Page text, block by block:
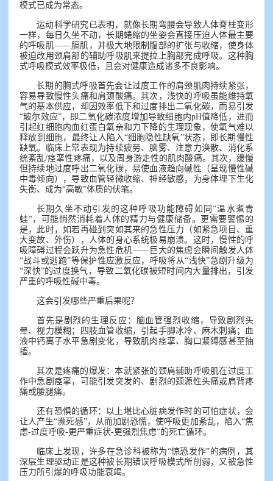
模式已成为常态。
运动科学研究已表明，就像长期弯腰会导致人体脊柱变形
一样，每日久坐不动，长期蜷缩的坐姿会直接压迫人体最主要
的呼吸肌——膈肌，并极大地限制腹部的扩张与收缩，使身体
被迫改用颈肩部的辅助呼吸肌来提拉上胸部完成呼吸。这种胸
式呼吸模式效率极低，且会对健康造成诸多不良影响。
长期的胸式呼吸首先会让过度工作的肩颈肌肉持续紧张，
容易导致慢性头痛和肩颈酸痛。其次，浅快的呼吸虽能维持氧
气的基本供应，却因效率低下和过度排出二氧化碳，而易引发
“玻尔效应”，即二氧化碳浓度增加导致细胞内pH值降低，进而
引起红细胞内血红蛋白氧亲和力下降的生理现象，使氧气难以
释放到细胞，最终让人陷入“细胞隐性缺氧”状态，即长期慢性
缺氧。临床上常表现为持续疲劳、脑雾、注意力涣散、消化系
统紊乱/痉挛性疼痛，以及周身游走性的肌肉酸痛。其次，缓慢
但持续地过度呼出二氧化碳，易使血液趋向碱性（呈现慢性碱
中毒倾向），导致血管轻微收缩、神经敏感，为身体埋下生化
失衡、成为“高敏”体质的伏笔。
长期久坐不动引发的这种呼吸功能障碍如同“温水煮青
蛙”，可能悄然消耗着人体的精力与健康储备。更需要警惕的
是，此时，如若再碰到突如其来的急性压力（如紧急项目、重
大变故、外伤），人体的身心系统极易崩溃。这时，慢性的呼
吸障碍过程会跃升为急性危机——巨大的焦虑会瞬间触发人体
“战斗或逃跑”等保护性应激反应，呼吸将从“浅快”急剧升级为
“深快”的过度换气，导致二氧化碳被短时间内大量排出，引发
严重的呼吸性碱中毒。
这会引发哪些严重后果呢？
首先是剧烈的生理反应：脑血管强烈收缩，导致剧烈头
晕、视力模糊；四肢血管收缩，引起手脚冰冷、麻木刺痛；血
液中钙离子水平急剧变化，导致肌肉痉挛、胸口紧缚感甚至抽
搐。
其次是疼痛的爆发：本就紧张的颈肩辅助呼吸肌在过度工
作中急剧痉挛，可能引发突发的、剧烈的颈源性头痛或肩背疼
痛或腰腿痛。
还有恐惧的循环：以上堪比心脏病发作时的可怕症状，会
让人产生“濒死感”，从而加剧恐慌，使呼吸更加紊乱，陷入“焦
虑-过度呼吸-更严重症状-更强烈焦虑”的死亡循环。
临床上发现，许多在急诊科被称为“惊恐发作”的病例，其
深层生理驱动正是这种被长期错误呼吸模式所削弱，又被急性
压力所引爆的呼吸功能衰竭。